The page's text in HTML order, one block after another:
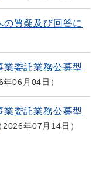
質疑及び回答に
委託業務公募型
年06月04日
委託業務公募型
2026年07月14日